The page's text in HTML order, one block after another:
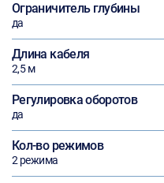
Ограничитель глубины
да
Длина кабеля
2,5 м
Регулировка оборотов
да
Кол-во режимов
2 режима